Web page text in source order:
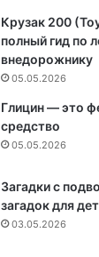
Крузак 200
полный гид по
внедорожнику
05.05.2026
Глицин — это
средство
05.05.2026
Загадки с
загадок для
03.05.2026